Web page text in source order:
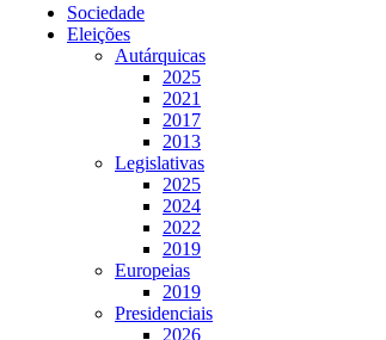
Sociedade
Eleições
Autárquicas
2025
2021
2017
2013
Legislativas
2025
2024
2022
2019
Europeias
2019
Presidenciais
2026